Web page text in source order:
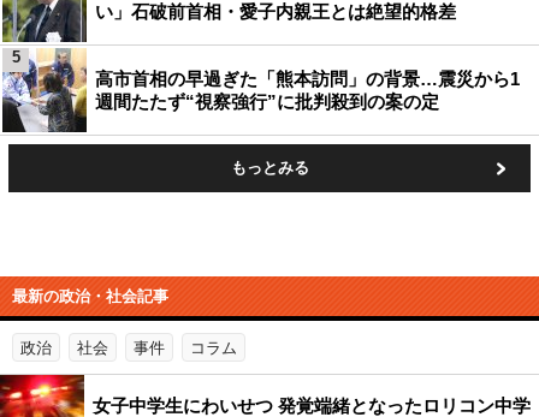
い」石破前首相・愛子内親王とは絶望的格差
高市首相の早過ぎた「熊本訪問」の背景…震災から1
週間たたず“視察強行”に批判殺到の案の定
5
もっとみる
最新の政治・社会記事
政治 社会 事件 コラム
女子中学生にわいせつ 発覚端緒となったロリコン中学